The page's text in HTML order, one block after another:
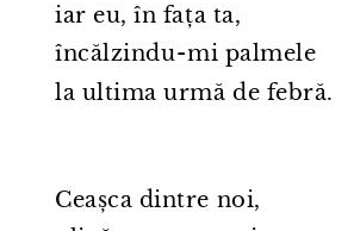
iar eu, în fața ta,
încălzindu⁠-⁠mi palmele
la ultima urmă de febră.
Ceașca dintre noi,